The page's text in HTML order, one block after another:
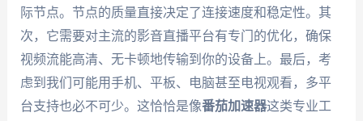
际节点。节点的质量直接决定了连接速度和稳定性。其
次，它需要对主流的影音直播平台有专门的优化，确保
视频流能高清、无卡顿地传输到你的设备上。最后，考
虑到我们可能用手机、平板、电脑甚至电视观看，多平
台支持也必不可少。这恰恰是像番茄加速器这类专业工